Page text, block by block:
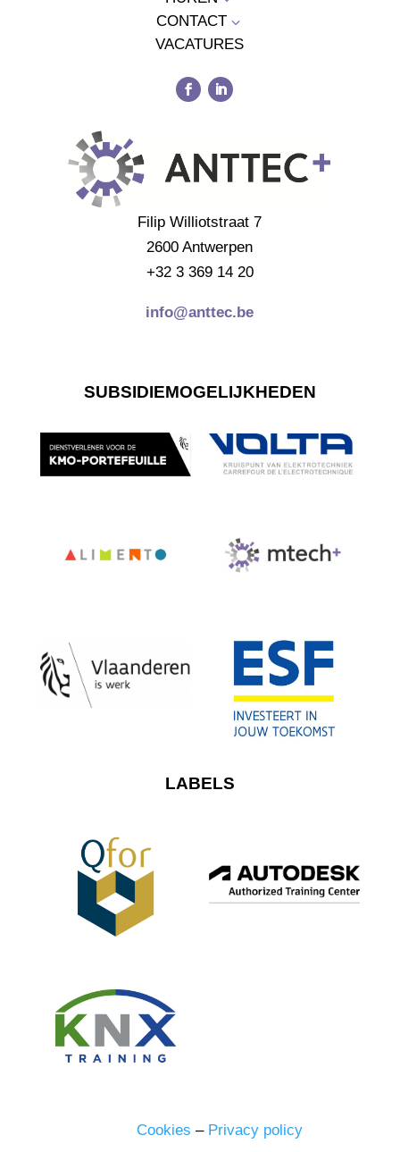
CONTACT3
VACATURES
Filip Williotstraat 7
2600 Antwerpen
+32 3 369 14 20
info@anttec.be
SUBSIDIEMOGELIJKHEDEN
LABELS
Cookies – Privacy policy